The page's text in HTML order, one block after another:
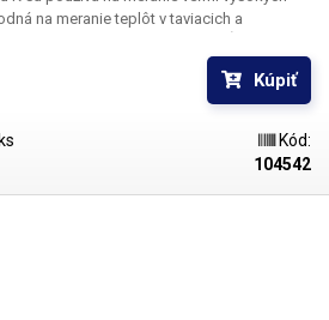
na meranie teplôt v taviacich a
termočlánkom typu K. Celá sonda je
ktoré sú odolné voči vysokým
štrukturálnu stabilitu, čím chránia
životnosť. Teplotná sonda je zakončená
na pripojenie vodičov, na montáž
pre skrutky M4 s rozstupom 35 mm.
K určený na kontinuálne meranie do
Kúpiť
Kód:
104542